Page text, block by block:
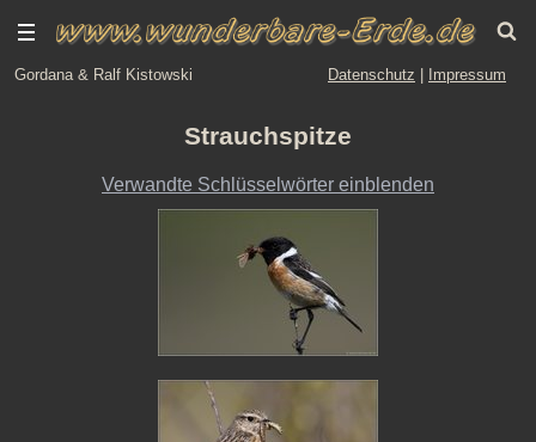
Gordana & Ralf Kistowski Datenschutz Impressum
Strauchspitze
Verwandte Schlüsselwörter einblenden